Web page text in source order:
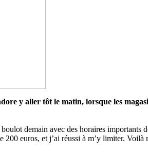
y aller tôt le matin, lorsque les
demain avec des horaires importants
euros, et j’ai réussi à m’y limiter. Voilà